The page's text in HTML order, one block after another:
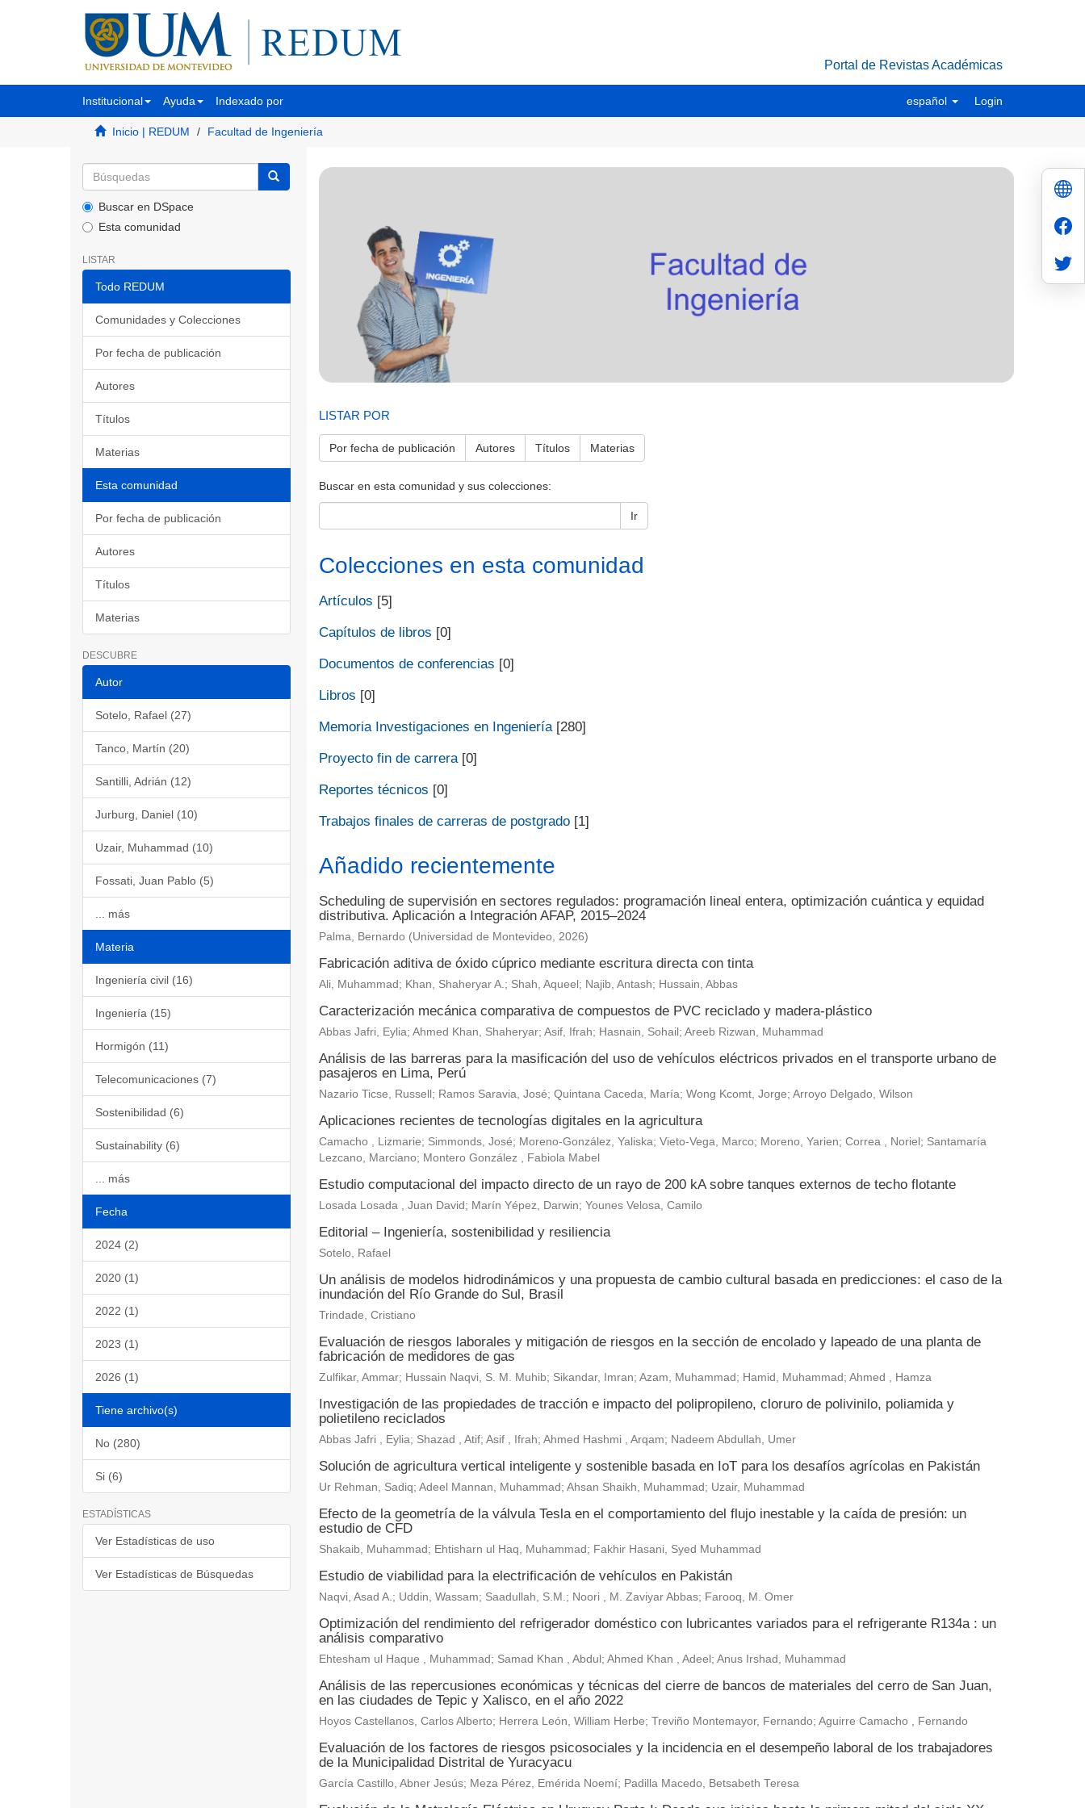
Portal de Revistas Académicas
Institucional Ayuda Indexado por español Login
Inicio | REDUM Facultad de Ingeniería
Buscar en DSpace
Esta comunidad
LISTAR
Todo REDUM
Comunidades y Colecciones
Por fecha de publicación
Autores
Títulos
Materias
Esta comunidad
Por fecha de publicación
Autores
Títulos
Materias
DESCUBRE
Autor
Sotelo, Rafael (27)
Tanco, Martín (20)
Santilli, Adrián (12)
Jurburg, Daniel (10)
Uzair, Muhammad (10)
Fossati, Juan Pablo (5)
... más
Materia
Ingeniería civil (16)
Ingeniería (15)
Hormigón (11)
Telecomunicaciones (7)
Sostenibilidad (6)
Sustainability (6)
... más
Fecha
2024 (2)
2020 (1)
2022 (1)
2023 (1)
2026 (1)
Tiene archivo(s)
No (280)
Si (6)
ESTADÍSTICAS
Ver Estadísticas de uso
Ver Estadísticas de Búsquedas
LISTAR POR
Por fecha de publicación Autores Títulos Materias
Buscar en esta comunidad y sus colecciones:
Ir
Colecciones en esta comunidad
Artículos [5]
Capítulos de libros [0]
Documentos de conferencias [0]
Libros [0]
Memoria Investigaciones en Ingeniería[280]
Proyecto fin de carrera[0]
Reportes técnicos [0]
Trabajos finales de carreras de postgrado[1]
Añadido recientemente
Scheduling de supervisión en sectores regulados: programación lineal entera, optimización cuántica y equidad
distributiva. Aplicación a Integración AFAP, 2015–2024
Palma, Bernardo (Universidad de Montevideo, 2026)
Fabricación aditiva de óxido cúprico mediante escritura directa con tinta
Ali, Muhammad; Khan, Shaheryar A.; Shah, Aqueel; Najib, Antash; Hussain, Abbas
Caracterización mecánica comparativa de compuestos de PVC reciclado y madera-plástico
Abbas Jafri, Eylia; Ahmed Khan, Shaheryar; Asif, Ifrah; Hasnain, Sohail; Areeb Rizwan, Muhammad
Análisis de las barreras para la masificación del uso de vehículos eléctricos privados en el transporte urbano de
pasajeros en Lima, Perú
Nazario Ticse, Russell; Ramos Saravia, José; Quintana Caceda, María; Wong Kcomt, Jorge; Arroyo Delgado, Wilson
Aplicaciones recientes de tecnologías digitales en la agricultura
Camacho , Lizmarie; Simmonds, José; Moreno-González, Yaliska; Vieto-Vega, Marco; Moreno, Yarien; Correa , Noriel; Santamaría
Lezcano, Marciano; Montero González , Fabiola Mabel
Estudio computacional del impacto directo de un rayo de 200 kA sobre tanques externos de techo flotante
Losada Losada , Juan David; Marín Yépez, Darwin; Younes Velosa, Camilo
Editorial – Ingeniería, sostenibilidad y resiliencia
Sotelo, Rafael
Un análisis de modelos hidrodinámicos y una propuesta de cambio cultural basada en predicciones: el caso de la
inundación del Río Grande do Sul, Brasil
Trindade, Cristiano
Evaluación de riesgos laborales y mitigación de riesgos en la sección de encolado y lapeado de una planta de
fabricación de medidores de gas
Zulfikar, Ammar; Hussain Naqvi, S. M. Muhib; Sikandar, Imran; Azam, Muhammad; Hamid, Muhammad; Ahmed , Hamza
Investigación de las propiedades de tracción e impacto del polipropileno, cloruro de polivinilo, poliamida y
polietileno reciclados
Abbas Jafri , Eylia; Shazad , Atif; Asif , Ifrah; Ahmed Hashmi , Arqam; Nadeem Abdullah, Umer
Solución de agricultura vertical inteligente y sostenible basada en IoT para los desafíos agrícolas en Pakistán
Ur Rehman, Sadiq; Adeel Mannan, Muhammad; Ahsan Shaikh, Muhammad; Uzair, Muhammad
Efecto de la geometría de la válvula Tesla en el comportamiento del flujo inestable y la caída de presión: un
estudio de CFD
Shakaib, Muhammad; Ehtisharn ul Haq, Muhammad; Fakhir Hasani, Syed Muhammad
Estudio de viabilidad para la electrificación de vehículos en Pakistán
Naqvi, Asad A.; Uddin, Wassam; Saadullah, S.M.; Noori , M. Zaviyar Abbas; Farooq, M. Omer
Optimización del rendimiento del refrigerador doméstico con lubricantes variados para el refrigerante R134a : un
análisis comparativo
Ehtesham ul Haque , Muhammad; Samad Khan , Abdul; Ahmed Khan , Adeel; Anus Irshad, Muhammad
Análisis de las repercusiones económicas y técnicas del cierre de bancos de materiales del cerro de San Juan,
en las ciudades de Tepic y Xalisco, en el año 2022
Hoyos Castellanos, Carlos Alberto; Herrera León, William Herbe; Treviño Montemayor, Fernando; Aguirre Camacho , Fernando
Evaluación de los factores de riesgos psicosociales y la incidencia en el desempeño laboral de los trabajadores
de la Municipalidad Distrital de Yuracyacu
García Castillo, Abner Jesús; Meza Pérez, Emérida Noemí; Padilla Macedo, Betsabeth Teresa